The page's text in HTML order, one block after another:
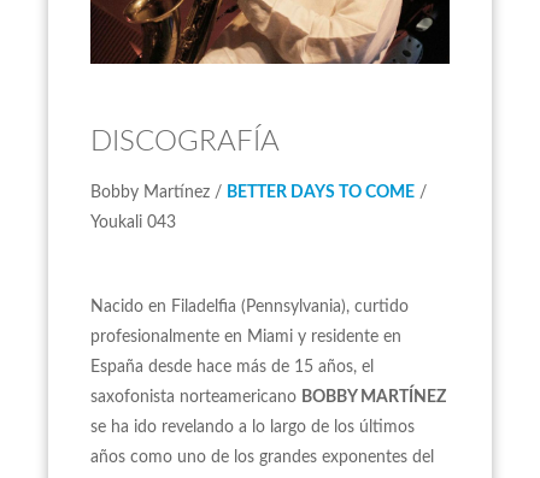
DISCOGRAFÍA
Bobby Martínez / BETTER DAYS TO COME /
Youkali 043
Nacido en Filadelfia (Pennsylvania), curtido
profesionalmente en Miami y residente en
España desde hace más de 15 años, el
saxofonista norteamericano BOBBY MARTÍNEZ
se ha ido revelando a lo largo de los últimos
años como uno de los grandes exponentes del